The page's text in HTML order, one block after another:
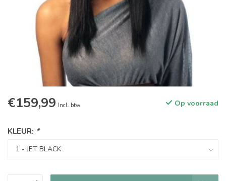
€159,99 Incl. btw Op voorraad
KLEUR: *